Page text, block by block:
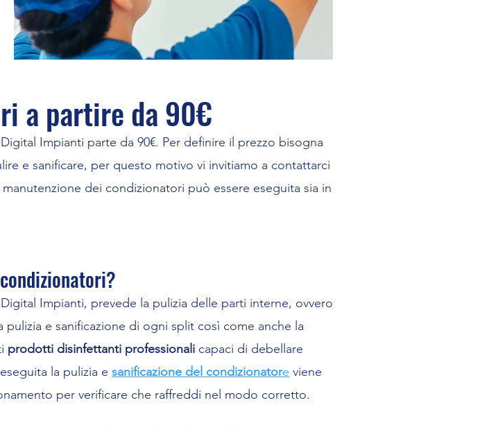
a partire da 90€
Impianti parte da 90€. Per definire il prezzo bisogna
e sanificare, per questo motivo vi invitiamo a contattarci
dei condizionatori può essere eseguita sia in
Impianti, prevede la pulizia delle parti interne, ovvero
pulizia e sanificazione di ogni split così come anche la
prodotti disinfettanti professionali capaci di debellare
la pulizia e sanificazione del condizionatore viene
per verificare che raffreddi nel modo corretto.